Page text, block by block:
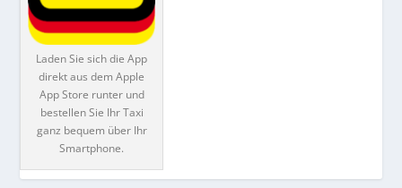
Laden Sie sich die App
direkt aus dem Apple
App Store runter und
bestellen Sie Ihr Taxi
ganz bequem über Ihr
Smartphone.